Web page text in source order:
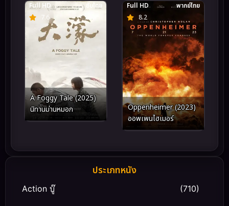
7.6
Full HD ซับไทย
A Foggy Tale (2025)
นิทานม่านหมอก
8.2
Full HD พากย์ไทย
Oppenheimer (2023)
ออพเพนไฮเมอร์
ประเภทหนัง
Action บู๊ (710)